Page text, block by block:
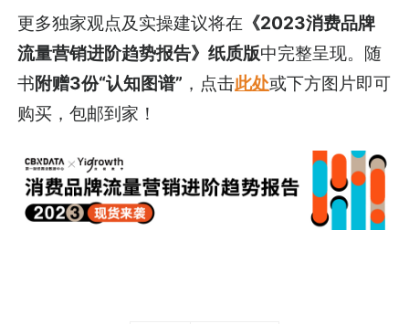
更多独家观点及实操建议将在 《2023消费品牌
流量营销进阶趋势报告》纸质版中完整呈现。随
书附赠3份“认知图谱” ，点击此处或下方图片即可
购买，包邮到家！